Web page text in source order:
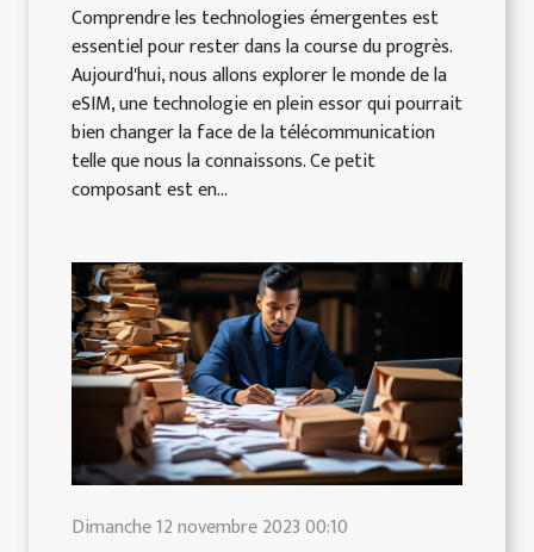
Comprendre les technologies émergentes est
essentiel pour rester dans la course du progrès.
Aujourd'hui, nous allons explorer le monde de la
eSIM, une technologie en plein essor qui pourrait
bien changer la face de la télécommunication
telle que nous la connaissons. Ce petit
composant est en...
Dimanche 12 novembre 2023 00:10